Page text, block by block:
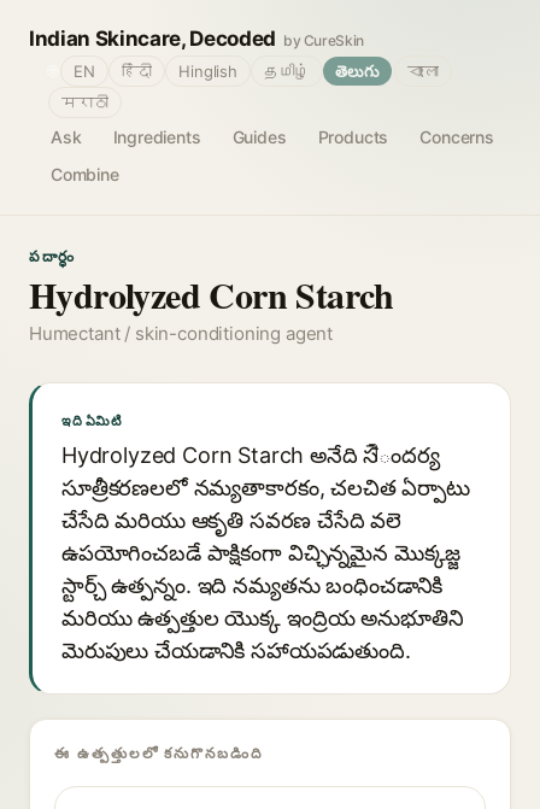
Indian Skincare, Decoded by CureSkin
Ask Ingredients Guides Products
Concerns
Combine
EN हिंदी Hinglish தமிழ் తెలుగు
বাংলা
मराठी
పదార్థం
Hydrolyzed Corn Starch
Humectant / skin-conditioning agent
ఇది ఏమిటి
Hydrolyzed Corn Starch అనేది సौందర్య
సూత్రీకరణలలో నమ్యతాకారకం, చలచిత ఏర్పాటు
చేసేది మరియు ఆకృతి సవరణ చేసేది వలె
ఉపయోగించబడే పాక్షికంగా విచ్ఛిన్నమైన మొక్కజ్జ
స్టార్చ్ ఉత్పన్నం. ఇది నమ్యతను బంధించడానికి
మరియు ఉత్పత్తుల యొక్క ఇంద్రియ అనుభూతిని
మెరుపులు చేయడానికి సహాయపడుతుంది.
ఈ ఉత్పత్తులలో కనుగొనబడింది